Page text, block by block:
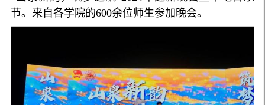
节。来自各学院的600余位师生参加晚会。